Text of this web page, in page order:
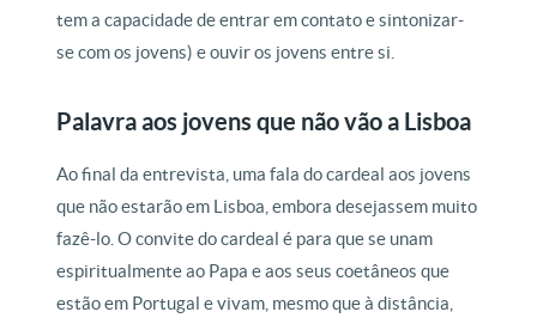
tem a capacidade de entrar em contato e sintonizar-
se com os jovens) e ouvir os jovens entre si.
Palavra aos jovens que não vão a Lisboa
Ao final da entrevista, uma fala do cardeal aos jovens
que não estarão em Lisboa, embora desejassem muito
fazê-lo. O convite do cardeal é para que se unam
espiritualmente ao Papa e aos seus coetâneos que
estão em Portugal e vivam, mesmo que à distância,